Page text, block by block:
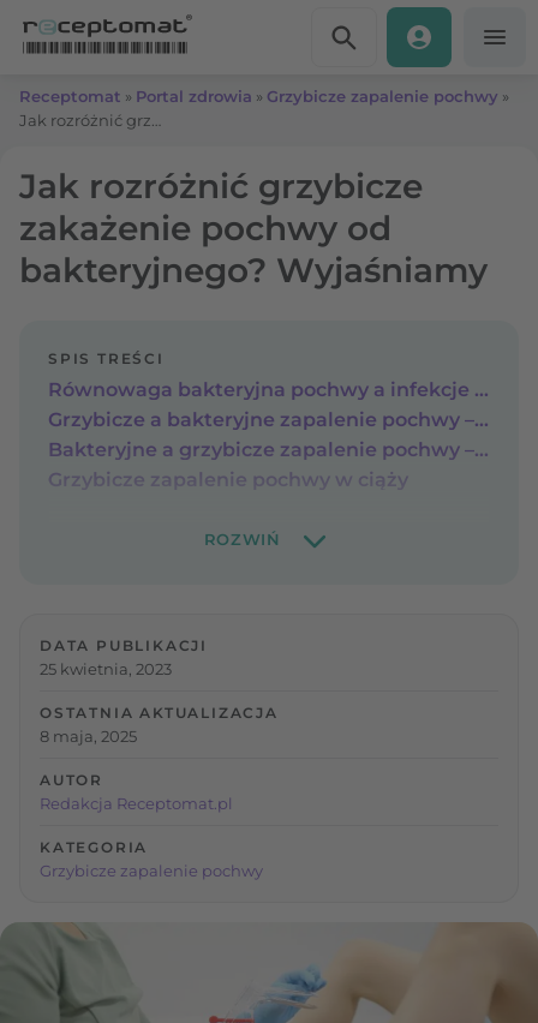
Receptomat » Portal zdrowia » Grzybicze zapalenie pochwy »
Jak rozróżnić grzybicze
zakażenie pochwy od
bakteryjnego? Wyjaśniamy
SPIS TREŚCI
Równowaga bakteryjna pochwy a infekcje intymne
Grzybicze a bakteryjne zapalenie pochwy – przyczyny i czynniki ryzyka
Bakteryjne a grzybicze zapalenie pochwy – objawy i przebieg
Grzybicze zapalenie pochwy w ciąży
DATA PUBLIKACJI
25 kwietnia, 2023
OSTATNIA AKTUALIZACJA
8 maja, 2025
AUTOR
Redakcja Receptomat.pl
KATEGORIA
Grzybicze zapalenie pochwy